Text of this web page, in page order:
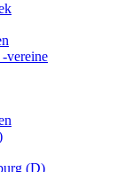
vereine
(D)